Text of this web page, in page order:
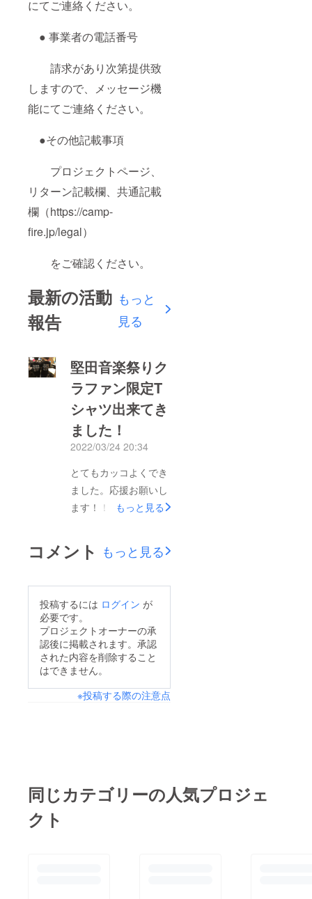
にてご連絡ください。
● 事業者の電話番号
請求があり次第提供致
しますので、メッセージ機
能にてご連絡ください。
●その他記載事項
プロジェクトページ、
リターン記載欄、共通記載
欄（https://camp-
fire.jp/legal）
をご確認ください。
最新の活動
報告
もっと
見る
堅田音楽祭りク
ラファン限定T
シャツ出来てき
ました！
2022/03/24 20:34
とてもカッコよくでき
ました。応援お願いし
ます！！
もっと見る
コメント もっと見る
投稿するには ログイン が
必要です。
プロジェクトオーナーの承
認後に掲載されます。承認
された内容を削除すること
はできません。
※投稿する際の注意点
同じカテゴリーの人気プロジェ
クト